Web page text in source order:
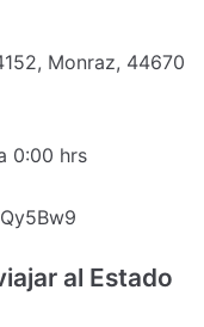
Monraz, 44670
0:00 hrs
al Estado